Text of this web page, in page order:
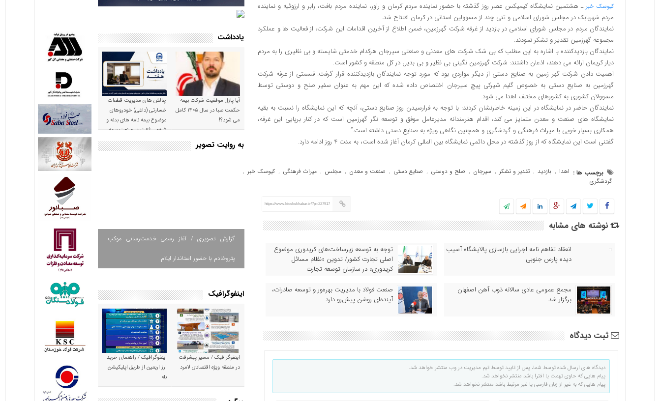
کیوسک خبر ـ هشتمین نمایشگاه کیمیکس عصر روز گذشته با حضور نماینده مردم کرمان و راور، نماینده مردم بافت، رابر و ارزوئیه و نماینده
مردم شهربابک در مجلس شورای اسلامی و تنی چند از مسوولین استانی در کرمان افتتاح شد.
نمایندگان مردم در مجلس شورای اسلامی در بازدید از غرفه شرکت گهرزمین، ضمن اطلاع از آخرین اقدامات این شرکت، از فعالیت ها و عملکرد
مجموعه گهرزمین تقدیر و تشکر نمودند.
نمایندگان بازدیدکننده با اشاره به این مطلب که بی شک شرکت های معدنی و صنعتی سیرجان هرکدام خدمتی شایسته و بی نظیری را به مردم
دیار کریمان ارائه می دهند، اذعان داشتند: شرکت گهرزمین نگینی بی نظیر و بی بدیل در کل منطقه و کشور است.
اهمیت دادن شرکت گهر زمین به صنایع دستی از دیگر مواردی بود که مورد توجه نمایندگان بازدیدکننده قرار گرفت. قسمتی از غرفه شرکت
گهرزمین به صنایع دستی به خصوص گلیم شیرکی پیچ سیرجان اختصاص داده شده که این مهم به عنوان سفیر صلح و دوستی توسط
مسوولان کشوری به کشورهای مختلف اهدا می شود.
نمایندگان حاضر در نمایشگاه در این زمینه خاطرنشان کردند: با توجه به فرارسیدن روز صنایع دستی، آنچه که این نمایشگاه را نسبت به بقیه
نمایشگاه های صنعت و معدن متمایز می کند، اقدام هنرمندانه مدیرعامل موفق و توسعه نگر گهرزمین است که در کنار برپایی این غرفه،
همکاری بسیار خوبی با میراث فرهنگی و گردشگری و همچنین نگاهی ویژه به صنایع دستی داشته است.”
گفتنی است این نمایشگاه که از روز گذشته در محل دائمی نمایشگاه بین المللی کرمان آغاز شده است، به مدت ۴ روز ادامه دارد.
برچسب ها : اهدا , بازدید , تقدیر و تشکر , سیرجان , صلح و دوستی , صنایع دستی , صنعت و معدن , مجلس , میراث فرهنگی , کیوسک خبر ,
گردشگری
https://www.kioskekhabar.ir/?p=227917
نوشته های مشابه
انعقاد تفاهم نامه اجرایی بازسازی پالایشگاه آسیب
دیده پارس جنوبی
توجه به توسعه زیرساخت‌های کریدوری موضوع
اصلی تجارت کشور/ تدوین «نظام مسائل
کریدوری» در سازمان توسعه تجارت
مجمع عمومی عادی سالانه ذوب آهن اصفهان
برگزار شد
صنعت فولاد با مدیریت بهره‌ور و توسعه صادرات،
آینده‌ای روشن پیش‌رو دارد
ثبت دیدگاه
دیدگاه های ارسال شده توسط شما، پس از تایید توسط تیم مدیریت در وب منتشر خواهد شد.
پیام هایی که حاوی تهمت یا افترا باشد منتشر نخواهد شد.
پیام هایی که به غیر از زبان فارسی یا غیر مرتبط باشد منتشر نخواهد شد.
یادداشت
آیا پازل موفقیت شرکت بیمه
حکمت صبا در سال ۱۴۰۵ کامل
می شود؟!
چالش های مدیریت قطعات
خسارتی (داغی) خودروهای
موضوع بیمه نامه های بدنه و
شخص ثالث در صنعت بیمه
به روایت تصویر
گزارش تصویری / آغاز رسمی خدمت‌رسانی موکب
پتروخادم با حضور استاندار ایلام
اینفوگرافیک
اینفوگرافیک / مسیر پیشرفت
در منطقه ویژه اقتصادی لامرد
اینفوگرافیک / راهنمای خرید
ارز اربعین از طریق اپلیکیشن
بله